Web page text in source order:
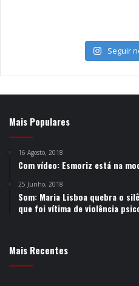
Seguir
Mais Populares
16 Agosto, 2018
Com vídeo: Esmoriz está na
25 Junho, 2018
Som: Maria Lisboa quebra o
que foi vítima de violência
Mais Recentes